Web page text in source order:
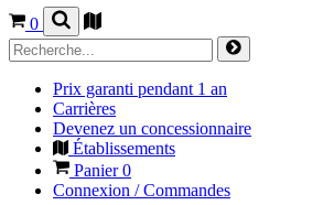
0
Prix garanti pendant 1 an
Carrières
Devenez un concessionnaire
Établissements
Panier0
Connexion / Commandes